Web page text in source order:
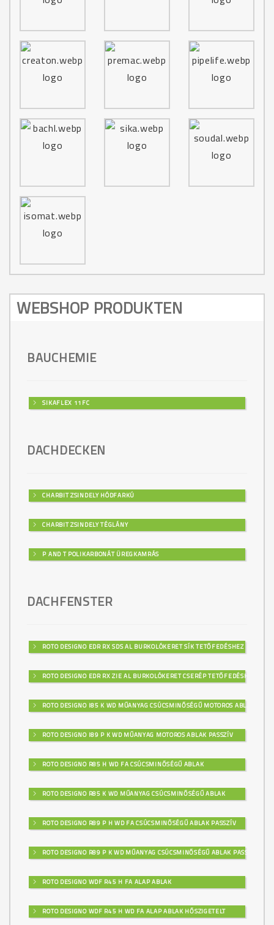
WEBSHOP PRODUKTEN
BAUCHEMIE
SIKAFLEX 11FC
DACHDECKEN
CHARBIT ZSINDELY HÓDFARKÚ
CHARBIT ZSINDELY TÉGLÁNY
P AND T POLIKARBONÁT ÜREGKAMRÁS
DACHFENSTER
ROTO DESIGNO EDR RX SDS AL BURKOLÓKERET SÍK TETŐFEDÉSHEZ
ROTO DESIGNO EDR RX ZIE AL BURKOLÓKERET CSERÉP TETŐFEDÉSHEZ
ROTO DESIGNO I85 K WD MŰANYAG CSÚCSMINŐSÉGŰ MOTOROS ABLAK
ROTO DESIGNO I89 P K WD MŰANYAG MOTOROS ABLAK PASSZÍV
ROTO DESIGNO R85 H WD FA CSÚCSMINŐSÉGŰ ABLAK
ROTO DESIGNO R85 K WD MŰANYAG CSÚCSMINŐSÉGŰ ABLAK
ROTO DESIGNO R89 P H WD FA CSÚCSMINŐSÉGŰ ABLAK PASSZÍV
ROTO DESIGNO R89 P K WD MŰANYAG CSÚCSMINŐSÉGŰ ABLAK PASSZÍV
ROTO DESIGNO WDF R45 H FA ALAP ABLAK
ROTO DESIGNO WDF R45 H WD FA ALAP ABLAK HŐSZIGETELT